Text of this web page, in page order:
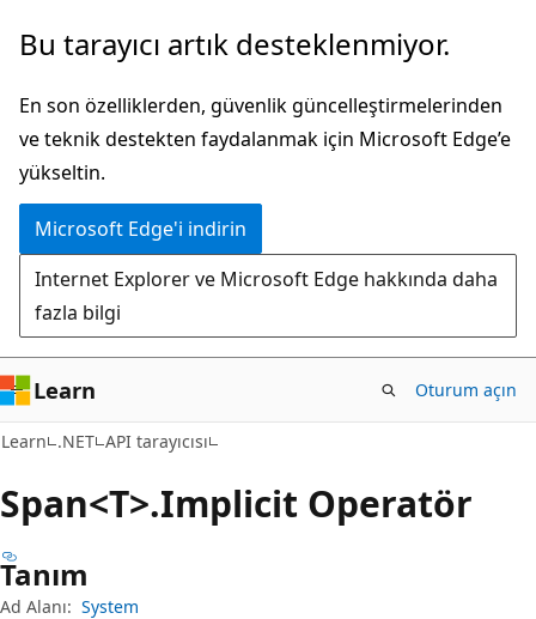
Ana
atla
Sayfa
gezintiye
atla
Bu tarayıcı artık desteklenmiyor.
En son özelliklerden, güvenlik güncelleştirmelerinden
ve teknik destekten faydalanmak için Microsoft Edge’e
yükseltin.
Microsoft Edge'i indirin
Internet Explorer ve Microsoft Edge hakkında daha
fazla bilgi
Learn Oturum açın
Learn .NET API tarayıcısı
Span<T>.Implicit Operatör
Tanım
Ad Alanı: System